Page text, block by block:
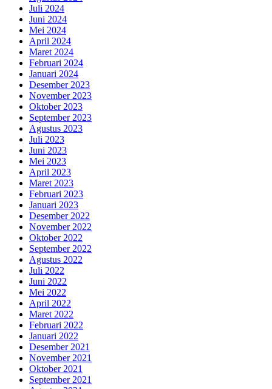
Juli 2024
Juni 2024
Mei 2024
April 2024
Maret 2024
Februari 2024
Januari 2024
Desember 2023
November 2023
Oktober 2023
September 2023
Agustus 2023
Juli 2023
Juni 2023
Mei 2023
April 2023
Maret 2023
Februari 2023
Januari 2023
Desember 2022
November 2022
Oktober 2022
September 2022
Agustus 2022
Juli 2022
Juni 2022
Mei 2022
April 2022
Maret 2022
Februari 2022
Januari 2022
Desember 2021
November 2021
Oktober 2021
September 2021